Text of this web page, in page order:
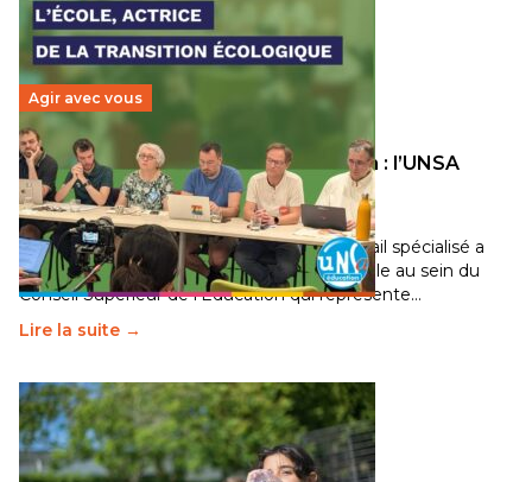
Agir avec vous
Transition écologique de l’éducation : l’UNSA
Éducation fait bouger les lignes
30 juin 2026-National
Pendant plusieurs mois, un groupe de travail spécialisé a
travaillé sur la transition écologique de l’Ecole au sein du
Conseil Supérieur de l’Éducation qui représente…
Lire la suite →